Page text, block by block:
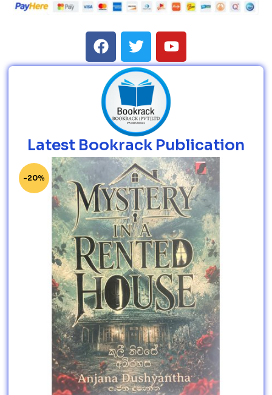
Latest Bookrack Publication
-20%